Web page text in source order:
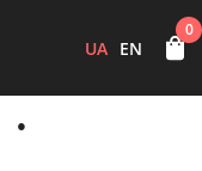
UA EN
0